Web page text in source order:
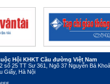
Hội KHKT Cầu đường Việt Nam
số 25 TT Sư 361, Ngõ 37 Nguyễn Bá
Giấy, Hà Nội